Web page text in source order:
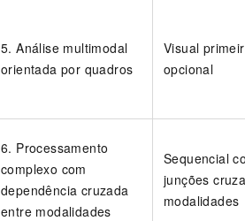
5. Análise multimodal
orientada por quadros
Visual
opcional
6. Processamento
complexo com
dependência cruzada
entre modalidades
Sequencial
junções
modalidades